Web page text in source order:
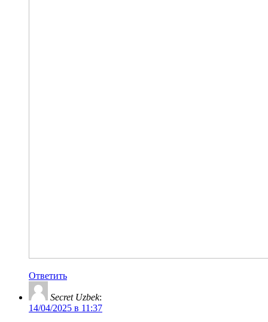
Ответить
Secret Uzbek:
14/04/2025 в 11:37